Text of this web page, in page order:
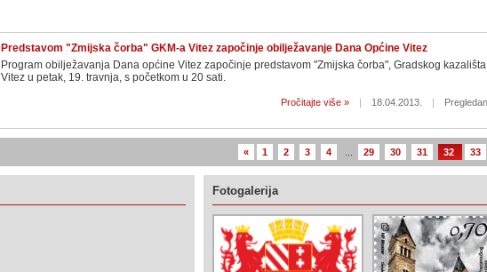
Predstavom "Zmijska čorba" GKM-a Vitez započinje obilježavanje Dana Općine Vitez
Program obilježavanja Dana općine Vitez započinje predstavom "Zmijska čorba", Gradskog
Vitez u petak, 19. travnja, s početkom u 20 sati.
Pročitajte više » | 18.04.2013. |
« 1 2 3 4 29 30 31 32 33
Fotogalerija